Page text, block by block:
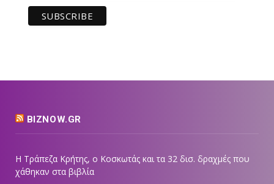
BIZNOW.GR
Η Τράπεζα Κρήτης, ο Κοσκωτάς και τα 32 δισ. δραχμές που
χάθηκαν στα βιβλία